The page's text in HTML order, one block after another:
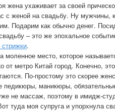
жена ухаживает за своей
с женой на свадьбу. Ну мужчины,
Подарим как обычно денег.
– это же эпохальное
.
моленное место, которое
от метро Китай город. Конечно,
По-простому это скорее
педикюры, маникюры,
не массаж, поэтому в имидж-
туда моя супруга и упорхнула